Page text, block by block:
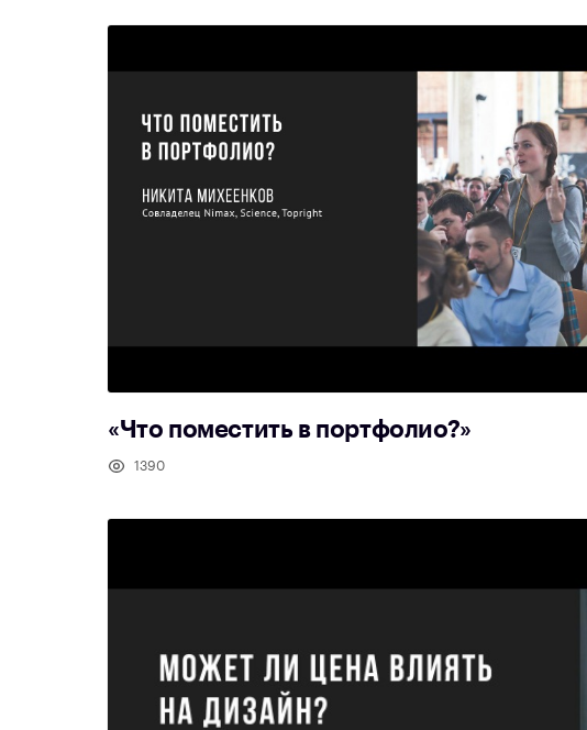
«Что поместить в портфолио?»
1390